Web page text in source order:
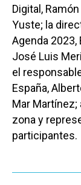
Digital,
Yuste; la
Agenda 2023,
José Luis
el
España,
Mar
zona y
participantes.